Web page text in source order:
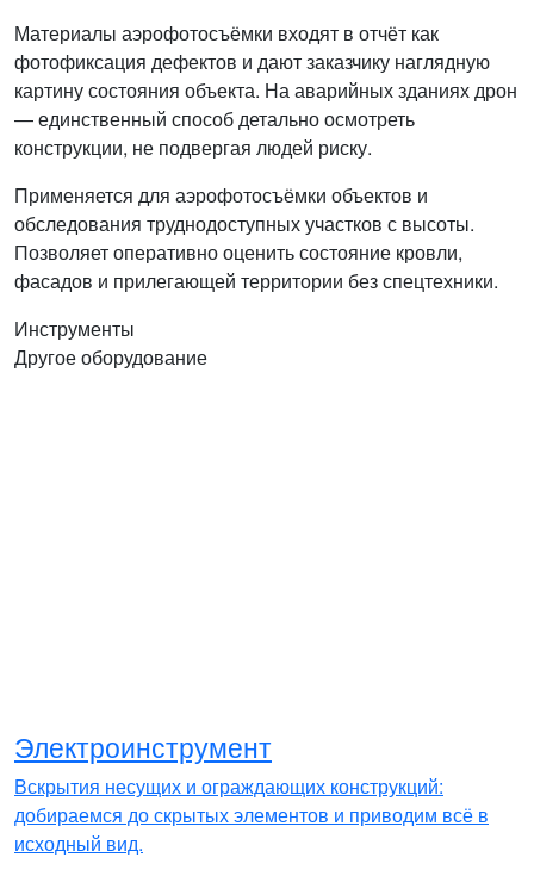
Материалы аэрофотосъёмки входят в отчёт как
фотофиксация дефектов и дают заказчику наглядную
картину состояния объекта. На аварийных зданиях дрон
— единственный способ детально осмотреть
конструкции, не подвергая людей риску.
Применяется для аэрофотосъёмки объектов и
обследования труднодоступных участков с высоты.
Позволяет оперативно оценить состояние кровли,
фасадов и прилегающей территории без спецтехники.
Инструменты
Другое оборудование
Электроинструмент
Вскрытия несущих и ограждающих конструкций:
добираемся до скрытых элементов и приводим всё в
исходный вид.